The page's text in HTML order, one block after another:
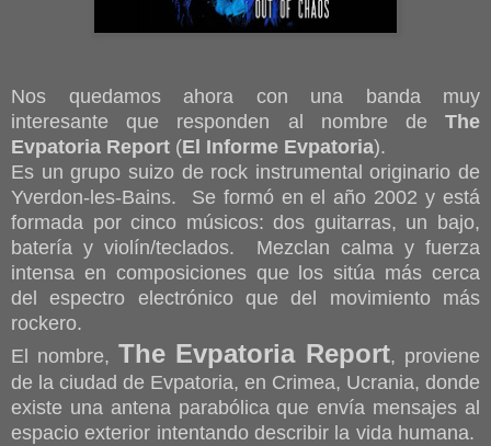
Nos quedamos ahora con una banda muy
interesante que responden al nombre de The
Evpatoria Report (El Informe Evpatoria).
Es un grupo suizo de rock instrumental originario de
Yverdon-les-Bains. Se formó en el año 2002 y está
formada por cinco músicos: dos guitarras, un bajo,
batería y violín/teclados. Mezclan calma y fuerza
intensa en composiciones que los sitúa más cerca
del espectro electrónico que del movimiento más
rockero.
El nombre, The Evpatoria Report, proviene
de la ciudad de Evpatoria, en Crimea, Ucrania, donde
existe una antena parabólica que envía mensajes al
espacio exterior intentando describir la vida humana.